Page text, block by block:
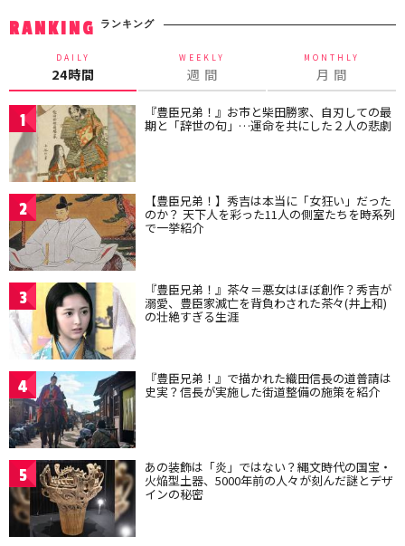
RANKING ランキング
DAILY
24時間
WEEKLY
週 間
MONTHLY
月 間
1 『豊臣兄弟！』お市と柴田勝家、自刃しての最
期と「辞世の句」…運命を共にした２人の悲劇
2 【豊臣兄弟！】秀吉は本当に「女狂い」だった
のか？ 天下人を彩った11人の側室たちを時系列
で一挙紹介
3 『豊臣兄弟！』茶々＝悪女はほぼ創作？秀吉が
溺愛、豊臣家滅亡を背負わされた茶々(井上和)
の壮絶すぎる生涯
4 『豊臣兄弟！』で描かれた織田信長の道普請は
史実？信長が実施した街道整備の施策を紹介
5 あの装飾は「炎」ではない？縄文時代の国宝・
火焔型土器、5000年前の人々が刻んだ謎とデザ
インの秘密